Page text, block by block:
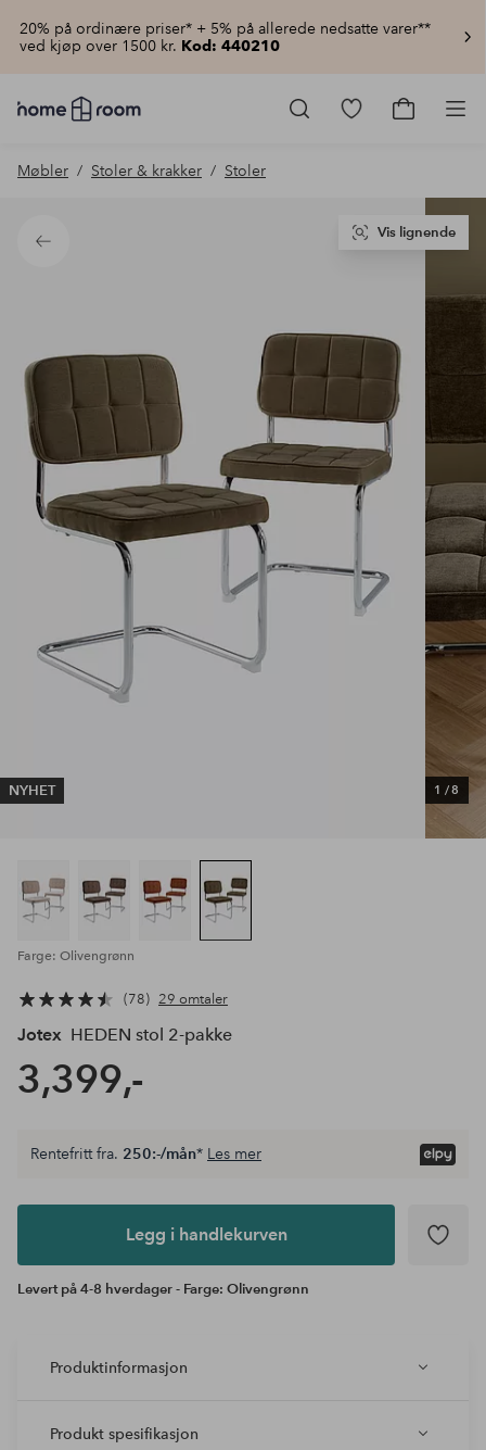
20% på ordinære priser* + 5% på allerede nedsatte varer**
ved kjøp over 1500 kr. Kod: 440210
Homeroom
–
hjemmet
pris
Gå
Gå
Møbler Stoler & krakker Stoler
Tilbake
NYHET 1 /8
Vis lignende
Farge: Olivengrønn
78 29 omtaler
Jotex HEDEN stol 2-pakke
3,399,-
Legg i
Rentefritt fra. 250:-/mån* Les mer
Legg i handlekurven
Levert på 4-8 hverdager - Farge: Olivengrønn
Produktinformasjon
Produkt spesifikasjon